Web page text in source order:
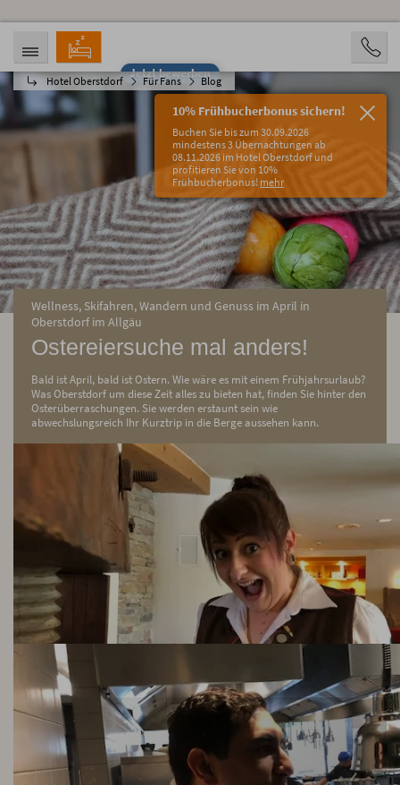
Jetzt bewerben
Hotel Oberstdorf Für Fans Blog
10% Frühbucherbonus sichern!
Buchen Sie bis zum 30.09.2026
mindestens 3 Übernachtungen ab
08.11.2026 im Hotel Oberstdorf und
profitieren Sie von 10%
Frühbucherbonus! mehr
ANREISE
08.08.2026
ABREISE
13.08.2026
PERSONEN
2 Personen
Wellness, Skifahren, Wandern und Genuss im April in
Oberstdorf im Allgäu
Ostereiersuche mal anders!
Bald ist April, bald ist Ostern. Wie wäre es mit einem Frühjahrsurlaub?
Was Oberstdorf um diese Zeit alles zu bieten hat, finden Sie hinter den
Osterüberraschungen. Sie werden erstaunt sein wie
abwechslungsreich Ihr Kurztrip in die Berge aussehen kann.